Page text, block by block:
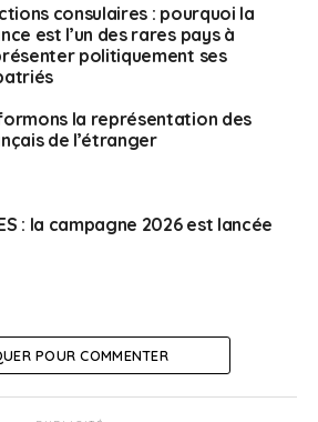
donc attendre la mise en
d’Etat octroyée à l’AFD et
la fin de l’année.
BPI COVID-19 ENTREPRENEURS
à 3.800 euros dans le canton
la résilience à toute
entreprises françaises
à l'étranger
consulaires : pourquoi la
est l’un des rares pays à
politiquement ses
la représentation des
de l’étranger
: la campagne 2026 est lancée
POUR COMMENTER